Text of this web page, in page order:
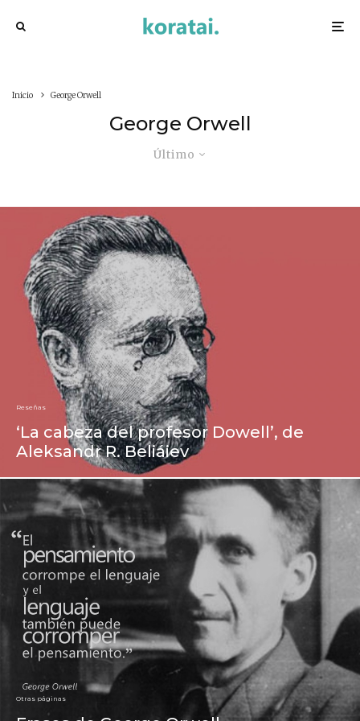
Inicio George Orwell
George Orwell
Último
Reseñas
‘La cabeza del profesor Dowell’, de
Aleksandr R. Beliáiev
Otras páginas